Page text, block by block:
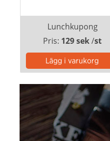
Lunchkupong
Pris: 129 sek/st